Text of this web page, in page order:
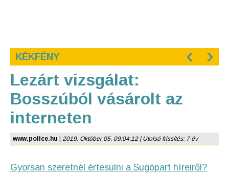
KÉKFÉNY ‹ ›
Lezárt vizsgálat:
Bosszúból vásárolt az
interneten
www.police.hu 2019. Október 05. 09:04:12 | Utolsó frissítés: 7 év
Gyorsan szeretnél értesülni a Sugópart híreiről?